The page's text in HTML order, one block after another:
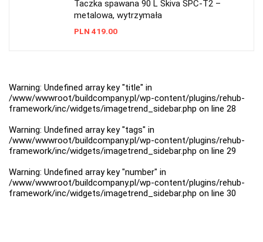
Taczka spawana 90 L Skiva SPC-T2 –
metalowa, wytrzymała
PLN 419.00
Warning: Undefined array key "title" in
/www/wwwroot/buildcompany.pl/wp-content/plugins/rehub-
framework/inc/widgets/imagetrend_sidebar.php on line 28
Warning: Undefined array key "tags" in
/www/wwwroot/buildcompany.pl/wp-content/plugins/rehub-
framework/inc/widgets/imagetrend_sidebar.php on line 29
Warning: Undefined array key "number" in
/www/wwwroot/buildcompany.pl/wp-content/plugins/rehub-
framework/inc/widgets/imagetrend_sidebar.php on line 30